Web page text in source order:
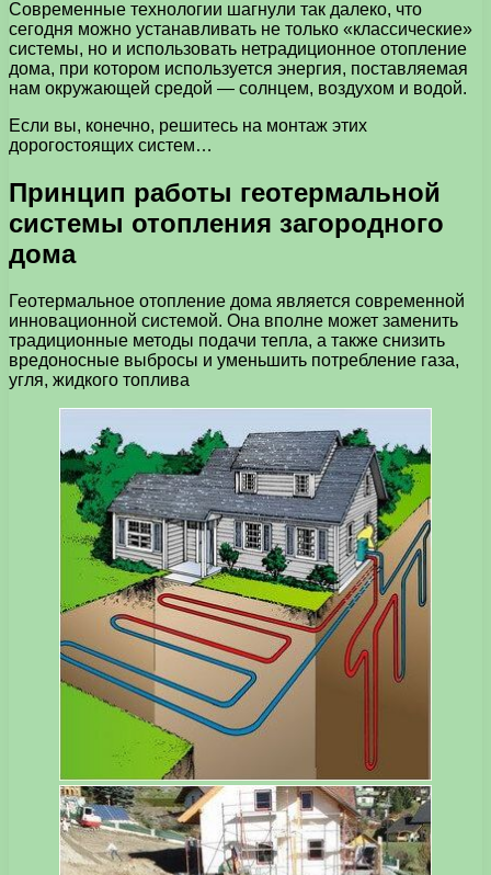
Современные технологии шагнули так далеко, что
сегодня можно устанавливать не только «классические»
системы, но и использовать нетрадиционное отопление
дома, при котором используется энергия, поставляемая
нам окружающей средой — солнцем, воздухом и водой.
Если вы, конечно, решитесь на монтаж этих
дорогостоящих систем…
Принцип работы геотермальной
системы отопления загородного
дома
Геотермальное отопление дома является современной
инновационной системой. Она вполне может заменить
традиционные методы подачи тепла, а также снизить
вредоносные выбросы и уменьшить потребление газа,
угля, жидкого топлива